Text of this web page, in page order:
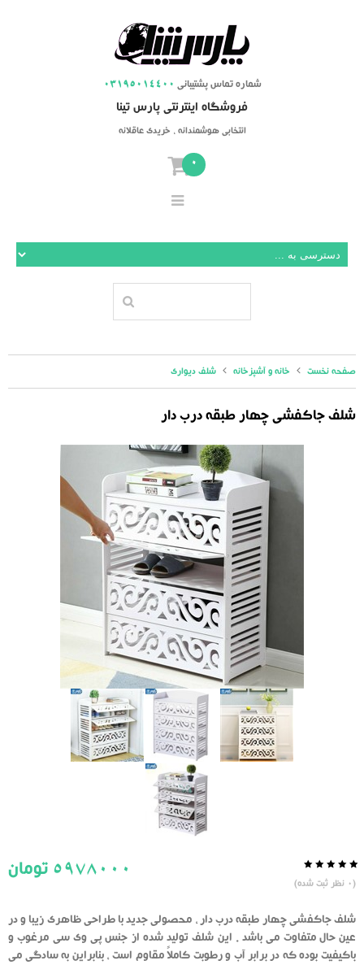
03195014400 شماره تماس پشتیبانی
فروشگاه اینترنتی پارس تینا
انتخابی هوشمندانه ، خریدی عاقلانه
0
صفحه نخست خانه و آشپزخانه شلف دیواری
شلف جاکفشی چهار طبقه درب دار
از
50
رای
دهنده
(
0 نظر ثبت شده)
5978000 تومان
شلف جاکفشی چهار طبقه درب دار ، محصولی جدید با طراحی ظاهری زیبا و در
عین حال متفاوت می باشد . این شلف تولید شده از جنس پی وی سی مرغوب و
باکیفیت بوده که در برابر آب و رطوبت کاملاً مقاوم است ، بنابراین به سادگی می